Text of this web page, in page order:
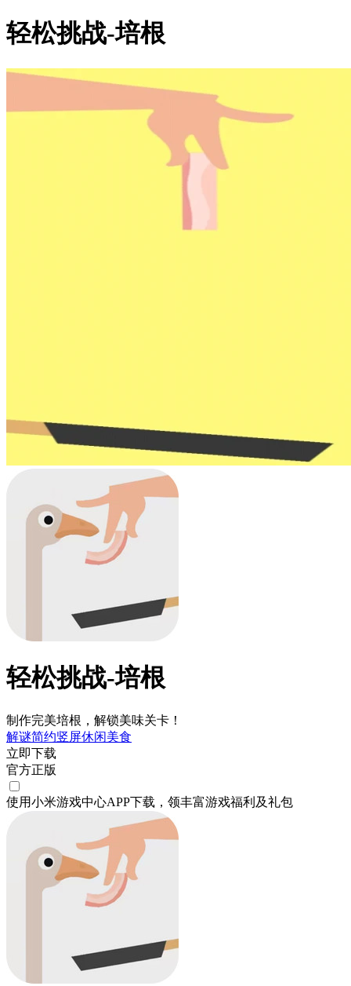
轻松挑战-培根
轻松挑战-培根
制作完美培根，解锁美味关卡！
解谜简约竖屏休闲美食
立即下载
官方正版
使用小米游戏中心APP下载 ，领丰富游戏福利 及礼包